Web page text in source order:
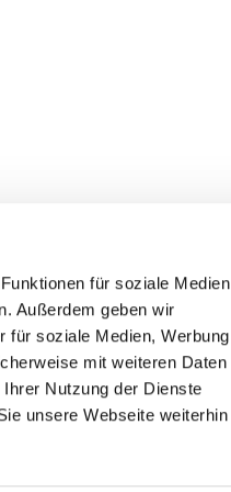
für soziale Medien
Außerdem geben wir
für soziale Medien, Werbung
mit weiteren Daten
Nutzung der Dienste
unsere Webseite weiterhin
Service
Become a member
Paymentsystem
Forms, information brochures,